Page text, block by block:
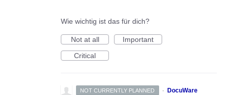
Wie wichtig ist das für dich?
Not at all
Important
Critical
NOT CURRENTLY PLANNED ·
DocuWare